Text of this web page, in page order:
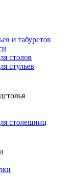
и табуретов
столов
стульев
столешниц